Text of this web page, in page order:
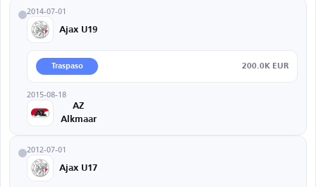
2014-07-01
Ajax U19
Traspaso 200.0K EUR
2015-08-18
AZ
Alkmaar
2012-07-01
Ajax U17